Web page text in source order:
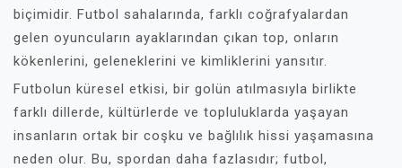
biçimidir. Futbol sahalarında, farklı coğrafyalardan
gelen oyuncuların ayaklarından çıkan top, onların
kökenlerini, geleneklerini ve kimliklerini yansıtır.
Futbolun küresel etkisi, bir golün atılmasıyla birlikte
farklı dillerde, kültürlerde ve topluluklarda yaşayan
insanların ortak bir coşku ve bağlılık hissi yaşamasına
neden olur. Bu, spordan daha fazlasıdır; futbol,